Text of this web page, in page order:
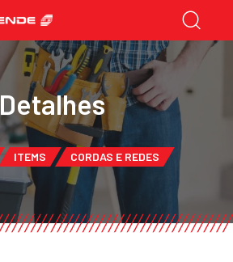
Detalhes
ITEMS CORDAS E REDES